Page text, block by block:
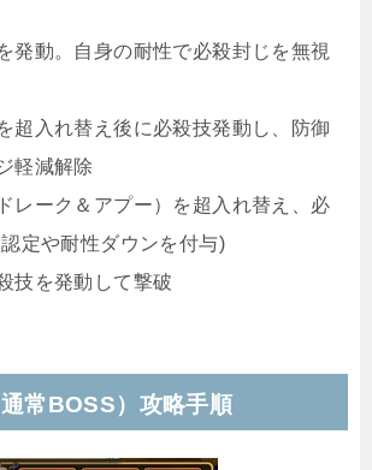
発動。自身の耐性で必殺封じを無視
超入れ替え後に必殺技発動し、防御
軽減解除
レーク＆アプー）を超入れ替え、必
定や耐性ダウンを付与)
技を発動して撃破
常BOSS）攻略手順